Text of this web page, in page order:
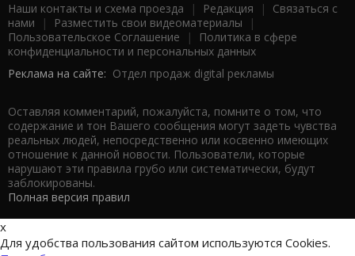
Наши контакты и схема проезда | Редакция | Связаться с
нами | Разместить свои видеоматериалы |
Пользовательское Соглашение |
Политика в сфере
конфиденциальности и персональных данных
Реклама на сайте: Отдел продаж digital рекламы
Оставляя комментарий, пожалуйста, помните о том, что
содержание и тон Вашего сообщения могут задеть чувства
реальных людей, непосредственно или косвенно имеющих
отношение к данной новости. Пользователи, которые
нарушают эти правила грубо или систематически, будут
заблокированы.
Полная версия правил
x
Для удобства пользования сайтом используются Cookies.